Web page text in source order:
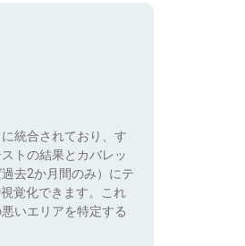
統合されており、す
トの結果とカバレッ
去2か月間のみ）にテ
覚化できます。これ
いエリアを特定する